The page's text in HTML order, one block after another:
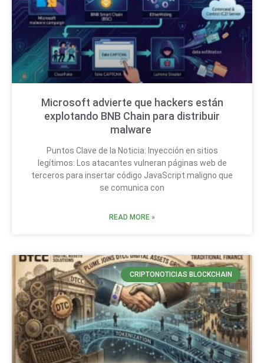
Microsoft advierte que hackers están
explotando BNB Chain para distribuir
malware
Puntos Clave de la Noticia: Inyección en sitios
legítimos: Los atacantes vulneran páginas web de
terceros para insertar código JavaScript maligno que
se comunica con
READ MORE »
CRIPTONOTICIAS BLOCKCHAIN